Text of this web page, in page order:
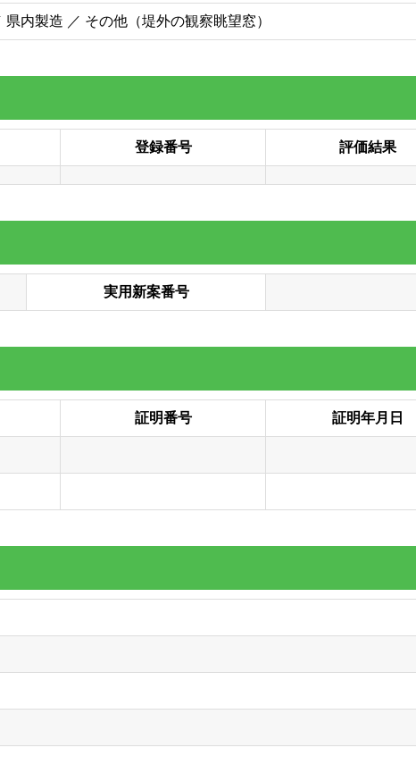
内製造 ／ その他（堤外の観察眺望窓）
登録番号 評価結果
実用新案番号
証明番号 証明年月日